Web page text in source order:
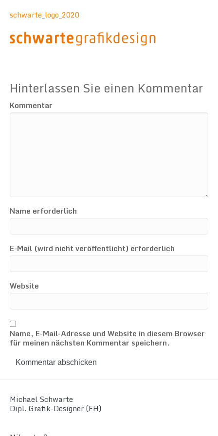
schwarte_logo_2020
Hinterlassen Sie einen Kommentar
Kommentar
Name erforderlich
E-Mail (wird nicht veröffentlicht) erforderlich
Website
Name, E-Mail-Adresse und Website in diesem Browser
für meinen nächsten Kommentar speichern.
Michael Schwarte
Dipl. Grafik-Designer (FH)